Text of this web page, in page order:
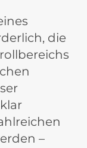
die
–